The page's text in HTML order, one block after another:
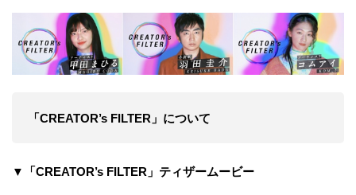
「CREATOR’s FILTER」について
▼「CREATOR’s FILTER」ティザームービー